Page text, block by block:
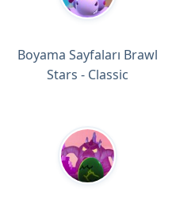
Boyama Sayfaları Brawl
Stars - Classic